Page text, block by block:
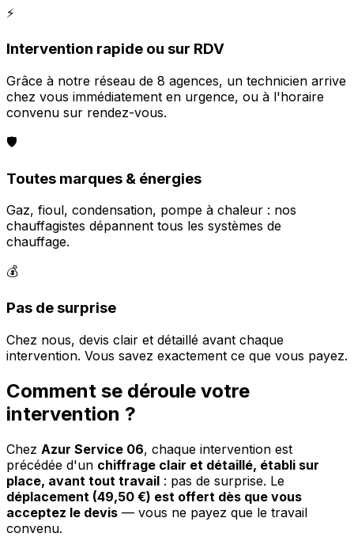
⚡
Intervention rapide ou sur RDV
Grâce à notre réseau de 8 agences, un technicien arrive
chez vous immédiatement en urgence, ou à l'horaire
convenu sur rendez-vous.
🛡️
Toutes marques & énergies
Gaz, fioul, condensation, pompe à chaleur : nos
chauffagistes dépannent tous les systèmes de
chauffage.
💰
Pas de surprise
Chez nous, devis clair et détaillé avant chaque
intervention. Vous savez exactement ce que vous payez.
Comment se déroule votre
intervention ?
Chez Azur Service 06, chaque intervention est
précédée d'un chiffrage clair et détaillé, établi sur
place, avant tout travail : pas de surprise. Le
déplacement (49,50 €) est offert dès que vous
acceptez le devis — vous ne payez que le travail
convenu.